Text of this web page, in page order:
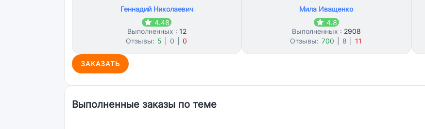
Геннадий Николаевич
4.48
Выполненных : 12
Отзывы: 5 0 0
Мила Иващенко
4.8
Выполненных : 2908
Отзывы: 700 8 11
ЗАКАЗАТЬ
Выполненные заказы по теме